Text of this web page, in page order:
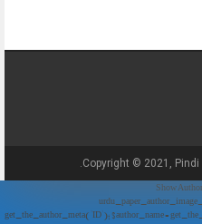
Copyright © 2021, Pindi
// Show
get_the_author_meta('ID'); $author_name =